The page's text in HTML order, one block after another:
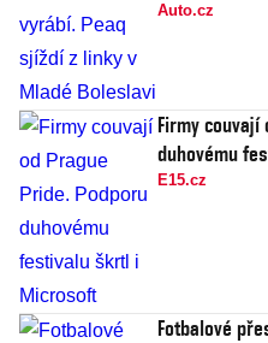
Auto.cz
Firmy couvají
duhovému
E15.cz
Fotbalové